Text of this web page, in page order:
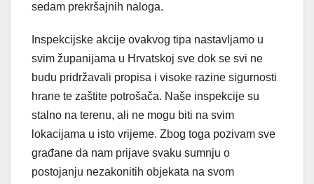
sedam prekršajnih naloga.
Inspekcijske akcije ovakvog tipa nastavljamo u
svim županijama u Hrvatskoj sve dok se svi ne
budu pridržavali propisa i visoke razine sigurnosti
hrane te zaštite potrošača. Naše inspekcije su
stalno na terenu, ali ne mogu biti na svim
lokacijama u isto vrijeme. Zbog toga pozivam sve
građane da nam prijave svaku sumnju o
postojanju nezakonitih objekata na svom